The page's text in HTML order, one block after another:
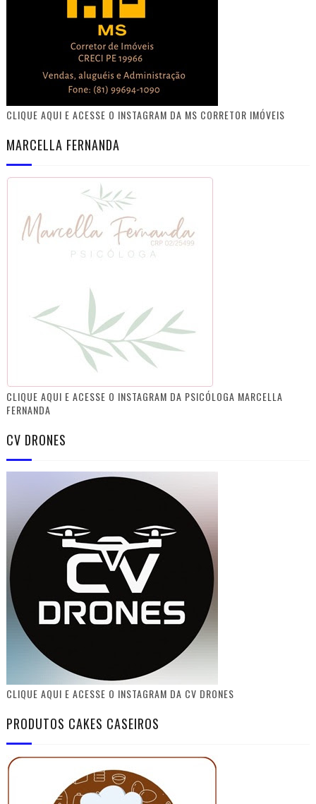
CLIQUE AQUI E ACESSE O INSTAGRAM DA MS CORRETOR IMÓVEIS
MARCELLA FERNANDA
CLIQUE AQUI E ACESSE O INSTAGRAM DA PSICÓLOGA MARCELLA
FERNANDA
CV DRONES
CLIQUE AQUI E ACESSE O INSTAGRAM DA CV DRONES
PRODUTOS CAKES CASEIROS